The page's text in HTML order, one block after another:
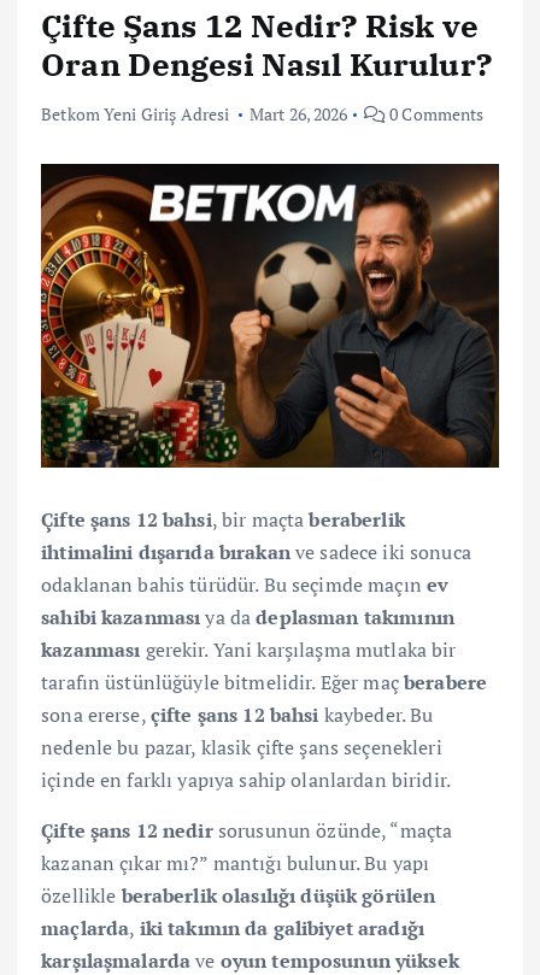
Çifte Şans 12 Nedir? Risk ve
Oran Dengesi Nasıl Kurulur?
Betkom Yeni Giriş Adresi Mart 26, 2026 0 Comments
Çifte şans 12 bahsi, bir maçtaberaberlik
ihtimalini dışarıda bırakanve sadece iki sonuca
odaklanan bahis türüdür. Bu seçimde maçın ev
sahibi kazanmasıya dadeplasman takımının
kazanması gerekir. Yani karşılaşma mutlaka bir
tarafın üstünlüğüyle bitmelidir. Eğer maçberabere
sona ererse,çifte şans 12 bahsi kaybeder. Bu
nedenle bu pazar, klasik çifte şans seçenekleri
içinde en farklı yapıya sahip olanlardan biridir.
Çifte şans 12 nedirsorusunun özünde, “maçta
kazanan çıkar mı?” mantığı bulunur. Bu yapı
özellikle beraberlik olasılığı düşük görülen
maçlarda, iki takımın da galibiyet aradığı
karşılaşmalardave oyun temposunun yüksek